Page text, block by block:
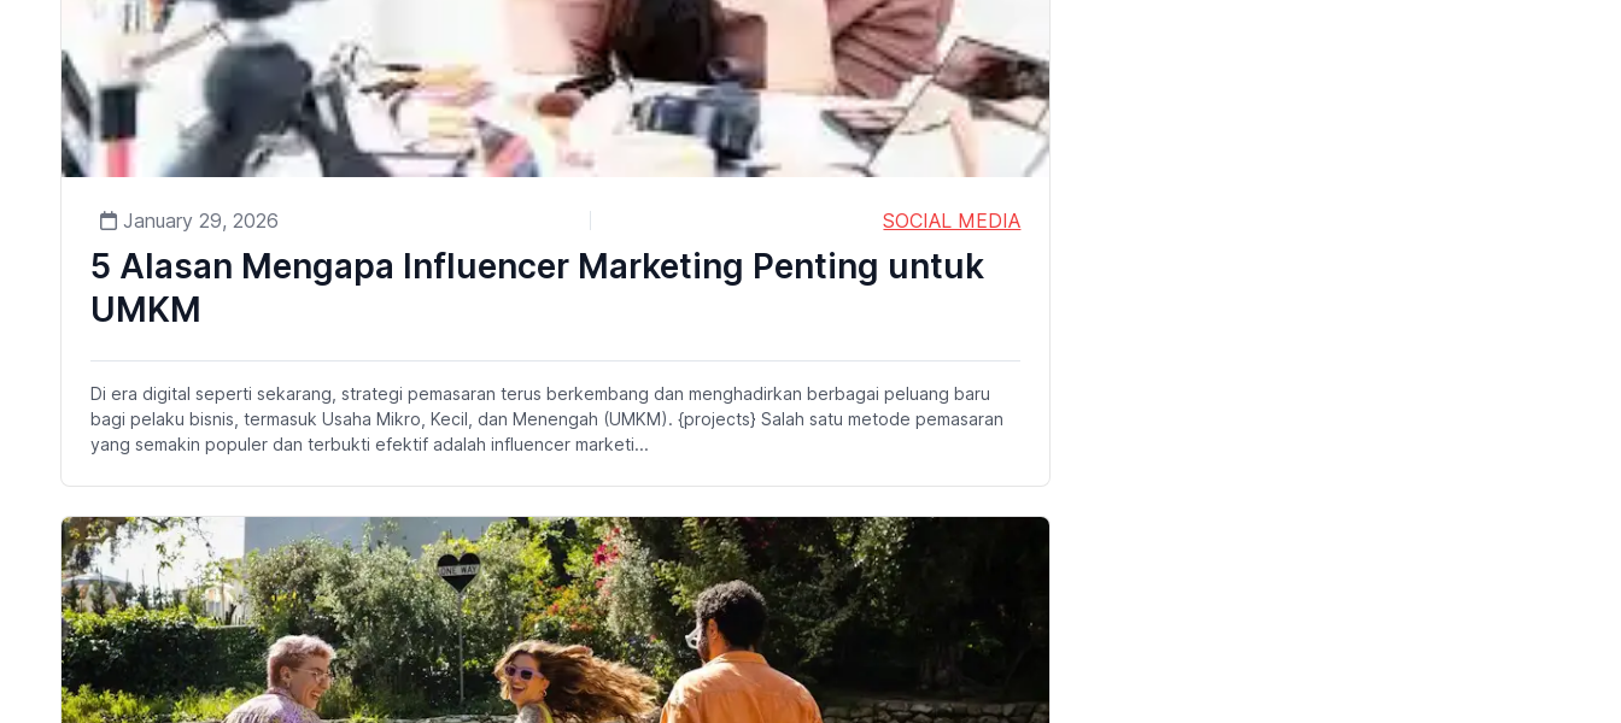
January 29, 2026 SOCIAL MEDIA
5 Alasan Mengapa Influencer Marketing Penting untuk
UMKM
Di era digital seperti sekarang, strategi pemasaran terus berkembang dan menghadirkan berbagai peluang baru
bagi pelaku bisnis, termasuk Usaha Mikro, Kecil, dan Menengah (UMKM). {projects} Salah satu metode pemasaran
yang semakin populer dan terbukti efektif adalah influencer marketi...